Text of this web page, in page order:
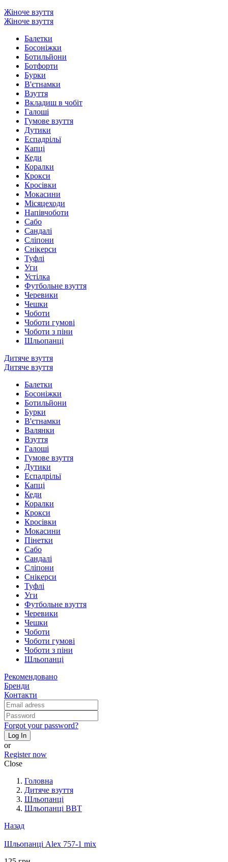
Жіноче взуття
Жіноче взуття
Балетки
Босоніжки
Ботильйони
Ботфорти
Бурки
В'єтнамки
Взуття
Вкладиш в чобіт
Галоші
Гумове взуття
Дутики
Еспадрільї
Капці
Кеди
Коралки
Крокси
Кросівки
Мокасини
Місяцеходи
Напівчоботи
Сабо
Сандалі
Сліпони
Снікерси
Туфлі
Уги
Устілка
Футбольне взуття
Черевики
Чешки
Чоботи
Чоботи гумові
Чоботи з піни
Шльопанці
Дитяче взуття
Дитяче взуття
Балетки
Босоніжки
Ботильйони
Бурки
В'єтнамки
Валянки
Взуття
Галоші
Гумове взуття
Дутики
Еспадрільї
Капці
Кеди
Коралки
Крокси
Кросівки
Мокасини
Пінетки
Сабо
Сандалі
Сліпони
Снікерси
Туфлі
Уги
Футбольне взуття
Черевики
Чешки
Чоботи
Чоботи гумові
Чоботи з піни
Шльопанці
Рекомендовано
Бренди
Контакти
Forgot your password?
Log In
or
Register now
Close
Головна
Дитяче взуття
Шльопанці
Шльопанці BBT
Назад
Шльопанці Alex 757-1 mix